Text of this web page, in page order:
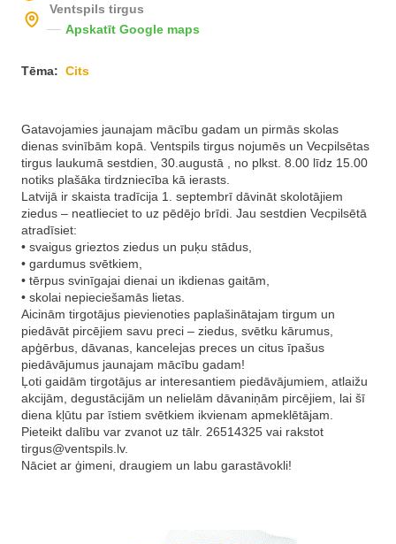
Ventspils tirgus
Apskatīt Google maps
Tēma: Cits
Gatavojamies jaunajam mācību gadam un pirmās skolas
dienas svinībām kopā. Ventspils tirgus nojumēs un Vecpilsētas
tirgus laukumā sestdien, 30.augustā , no plkst. 8.00 līdz 15.00
notiks plašāka tirdzniecība kā ierasts.
Latvijā ir skaista tradīcija 1. septembrī dāvināt skolotājiem
ziedus – neatlieciet to uz pēdējo brīdi. Jau sestdien Vecpilsētā
atradīsiet:
• svaigus grieztos ziedus un puķu stādus,
• gardumus svētkiem,
• tērpus svinīgajai dienai un ikdienas gaitām,
• skolai nepieciešamās lietas.
Aicinām tirgotājus pievienoties paplašinātajam tirgum un
piedāvāt pircējiem savu preci – ziedus, svētku kārumus,
apģērbus, dāvanas, kancelejas preces un citus īpašus
piedāvājumus jaunajam mācību gadam!
Ļoti gaidām tirgotājus ar interesantiem piedāvājumiem, atlaižu
akcijām, degustācijām un nelielām dāvaniņām pircējiem, lai šī
diena kļūtu par īstiem svētkiem ikvienam apmeklētājam.
Pieteikt dalību var zvanot uz tālr. 26514325 vai rakstot
tirgus@ventspils.lv.
Nāciet ar ģimeni, draugiem un labu garastāvokli!